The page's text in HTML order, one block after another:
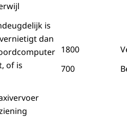
is
dan
of is
1800
700